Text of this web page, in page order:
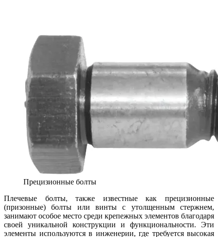
Прецизионные болты
Плечевые болты, также известные как прецизионные
(призонные) болты или винты с утолщенным стержнем,
занимают особое место среди крепежных элементов благодаря
своей уникальной конструкции и функциональности. Эти
элементы используются в инженерии, где требуется высокая